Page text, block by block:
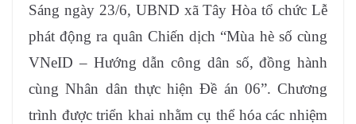
Sáng ngày 23/6, UBND xã Tây Hòa tổ chức Lễ
phát động ra quân Chiến dịch “Mùa hè số cùng
VNeID – Hướng dẫn công dân số, đồng hành
cùng Nhân dân thực hiện Đề án 06”. Chương
trình được triển khai nhằm cụ thể hóa các nhiệm